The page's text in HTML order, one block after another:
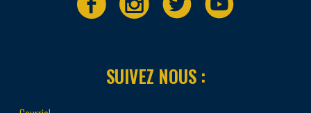
SUIVEZ NOUS :